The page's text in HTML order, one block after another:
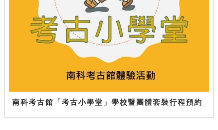
南科考古館「考古小學堂」學校暨團體套裝行程預約